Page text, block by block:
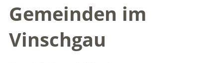
Gemeinden im
Vinschgau